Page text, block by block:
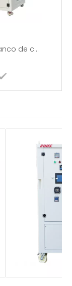
El mejor banco de carga de prueba de CA trifásico